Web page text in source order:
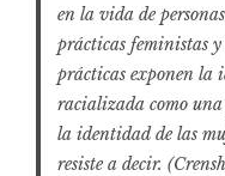
en la vida de
prácticas feministas
prácticas exponen la
racializada como
la identidad de las
resiste a decir.